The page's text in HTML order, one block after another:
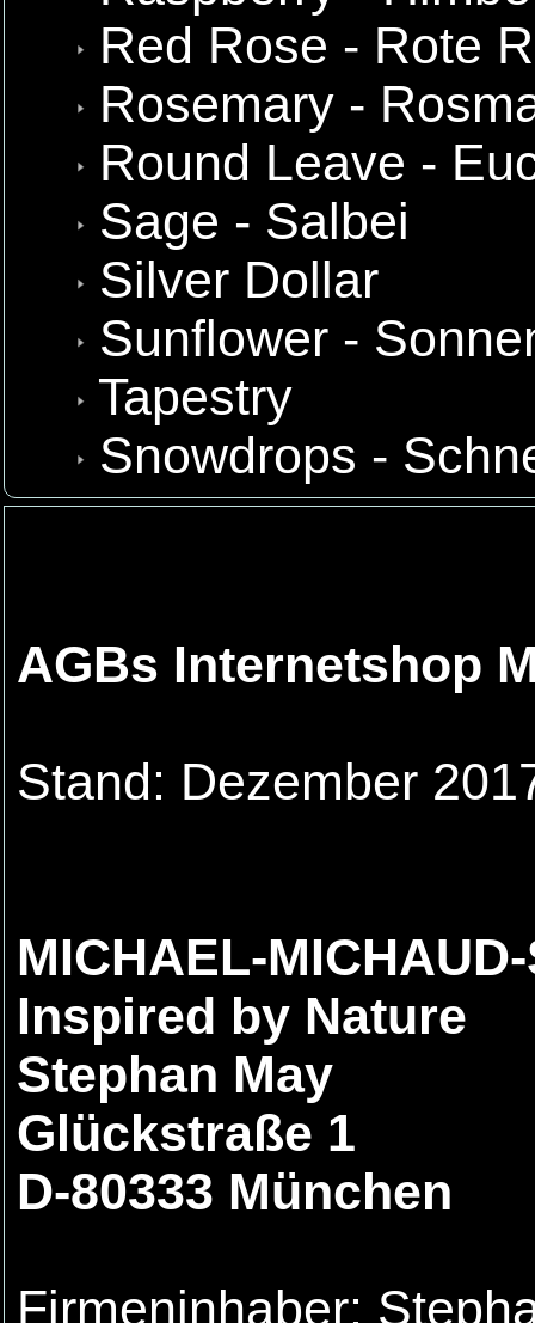
Red Rose - Rote
Rosemary -
Round Leave -
Sage - Salbei
Silver Dollar
Sunflower -
Tapestry
Snowdrops -
AGBs Internetshop
Stand: Dezember
MICHAEL-
Inspired by Nature
Stephan May
Glückstraße 1
D-80333 München
Firmeninhaber: